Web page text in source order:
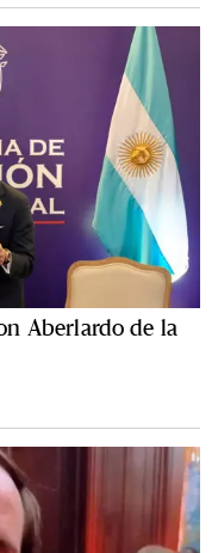
Aberlardo de la